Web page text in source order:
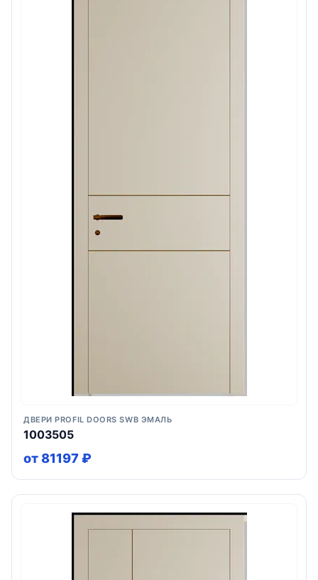
ДВЕРИ PROFIL DOORS SWB ЭМАЛЬ
1003505
от 81197 ₽